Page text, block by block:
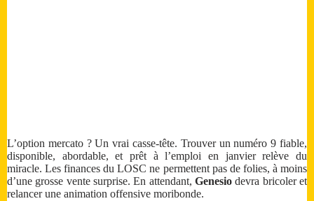
L’option mercato ? Un vrai casse-tête. Trouver un numéro 9 fiable,
disponible, abordable, et prêt à l’emploi en janvier relève du
miracle. Les finances du LOSC ne permettent pas de folies, à moins
d’une grosse vente surprise. En attendant, Genesio devra bricoler et
relancer une animation offensive moribonde.